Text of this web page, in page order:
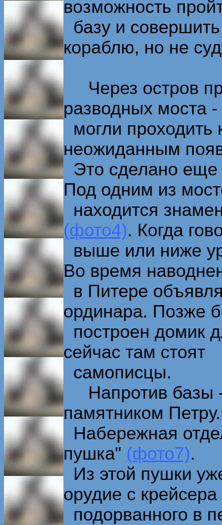
возможность
базу и
кораблю, но не
Через остров
разводных моста
могли проходить
неожиданным
Это сделано еще
Под одним из
находится
(фото4). Когда
выше или ниже
Во время
в Питере
ординара. Позже
построен домик
сейчас там стоят
самописцы.
Напротив базы
памятником Петру.
Набережная
пушка" (фото7).
Из этой пушки
орудие с
подорванного в